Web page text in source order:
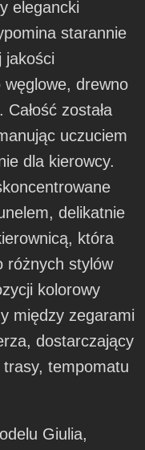
elegancki
starannie
jakości
węglowe, drewno
została
uczuciem
dla kierowcy.
delikatnie
która
różnych stylów
kolorowy
między zegarami
dostarczający
tempomatu
Giulia,